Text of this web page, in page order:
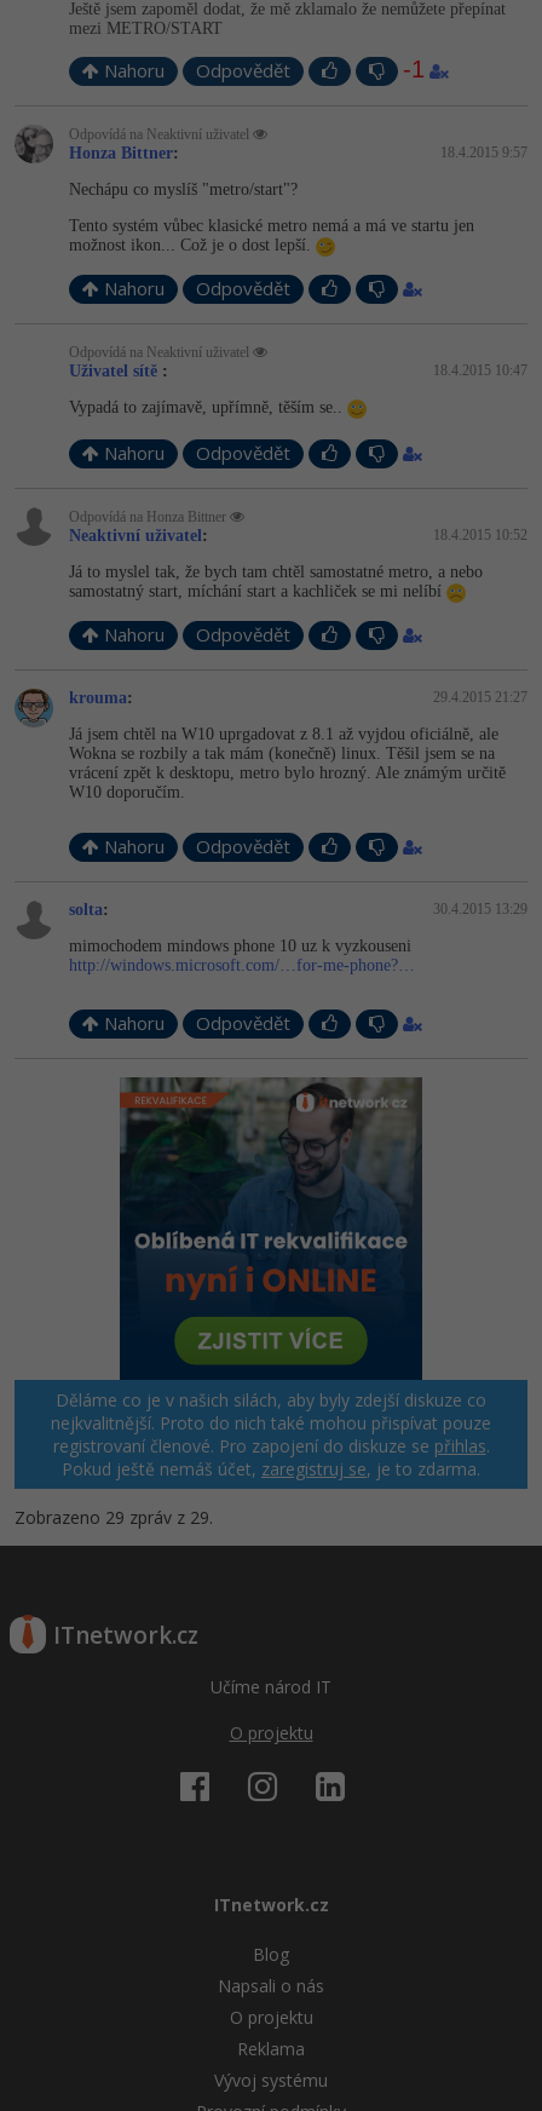
Ještě jsem zapoměl dodat, že mě zklamalo že nemůžete přepínat
mezi METRO/START
Nahoru Odpovědět -1
Odpovídá na Neaktivní uživatel
Honza Bittner: 18.4.2015 9:57
Nechápu co myslíš "metro/start"?
Tento systém vůbec klasické metro nemá a má ve startu jen
možnost ikon... Což je o dost lepší.
Nahoru Odpovědět
Odpovídá na Neaktivní uživatel
Uživatel sítě : 18.4.2015 10:47
Vypadá to zajímavě, upřímně, těším se..
Nahoru Odpovědět
Odpovídá na Honza Bittner
Neaktivní uživatel : 18.4.2015 10:52
Já to myslel tak, že bych tam chtěl samostatné metro, a nebo
samostatný start, míchání start a kachliček se mi nelíbí
Nahoru Odpovědět
krouma: 29.4.2015 21:27
Já jsem chtěl na W10 uprgadovat z 8.1 až vyjdou oficiálně, ale
Wokna se rozbily a tak mám (konečně) linux. Těšil jsem se na
vrácení zpět k desktopu, metro bylo hrozný. Ale známým určitě
W10 doporučím.
Nahoru Odpovědět
solta: 30.4.2015 13:29
mimochodem mindows phone 10 uz k vyzkouseni
http://windows.microsoft.com/…for-me-phone?…
Nahoru Odpovědět
Děláme co je v našich silách, aby byly zdejší diskuze co
nejkvalitnější. Proto do nich také mohou přispívat pouze
registrovaní členové. Pro zapojení do diskuze se přihlas.
Pokud ještě nemáš účet, zaregistruj se, je to zdarma.
Zobrazeno 29 zpráv z 29.
ITnetwork.cz
Učíme národ IT
O projektu
ITnetwork.cz
Blog
Napsali o nás
O projektu
Reklama
Vývoj systému